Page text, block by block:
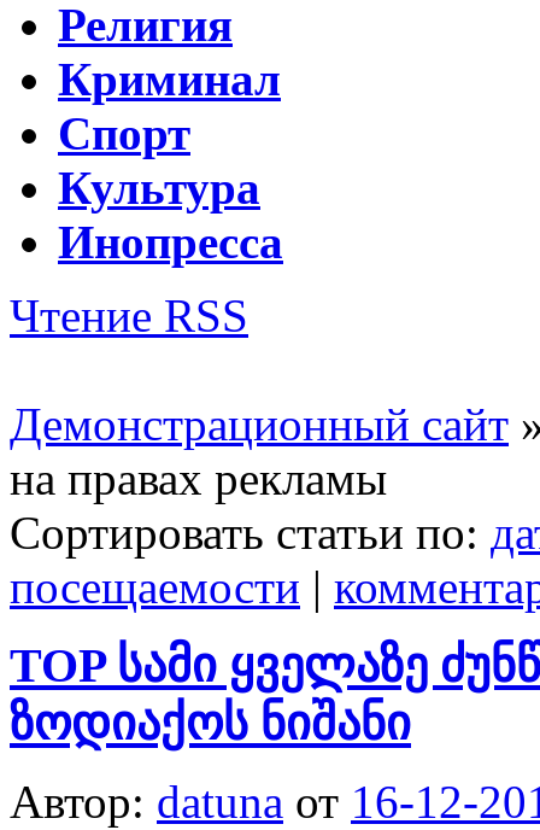
Религия
Криминал
Спорт
Культура
Инопресса
Чтение RSS
Демонстрационный сайт
на правах рекламы
Сортировать статьи по:
посещаемости |
TOP სამი ყველაზე
ზოდიაქოს ნიშანი
Автор: datuna от 16-12-